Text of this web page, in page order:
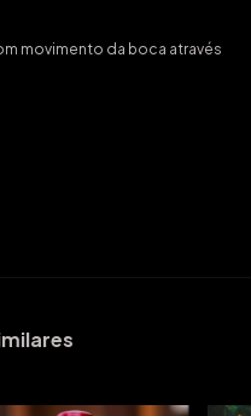
movimento da boca através